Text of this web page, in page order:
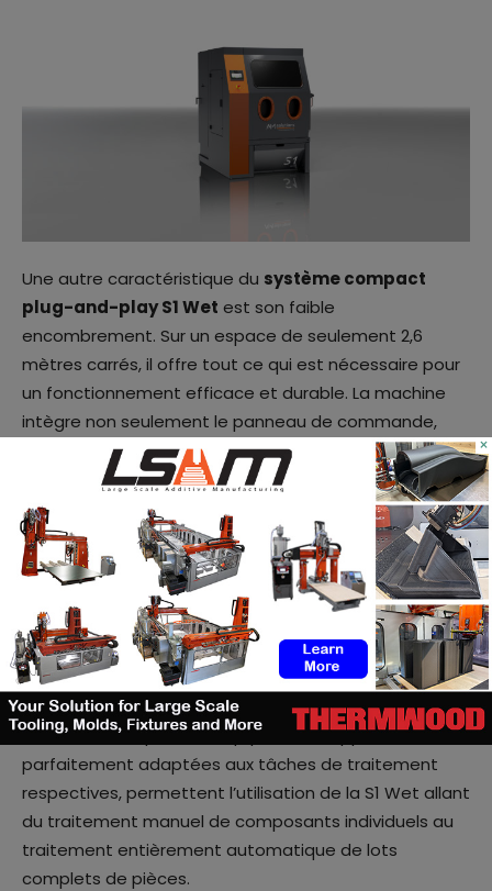
Une autre caractéristique du système compact
plug-and-play S1 Wet est son faible
encombrement. Sur un espace de seulement 2,6
mètres carrés, il offre tout ce qui est nécessaire pour
un fonctionnement efficace et durable. La machine
intègre non seulement le panneau de commande,
mais aussi la surveillance du système de sablage pour
garantir un processus reproductible, l’unité de filtrage
de l’air et la gestion des eaux usées. Les eaux usées
déchargées s’écoulent dans un bassin de
décantation pour recueillir la plupart des boues. Cette
matière boueuse peut être déshydratée par un
système optionnel de nettoyage et de recyclage de
l’eau de traitement intégré à la machine S1. Cela
permet de réduire considérablement la
consommation d’eau et les coûts d’élimination des
déchets. Des options d’équipement supplémentaires,
parfaitement adaptées aux tâches de traitement
respectives, permettent l’utilisation de la S1 Wet allant
du traitement manuel de composants individuels au
traitement entièrement automatique de lots
complets de pièces.
×